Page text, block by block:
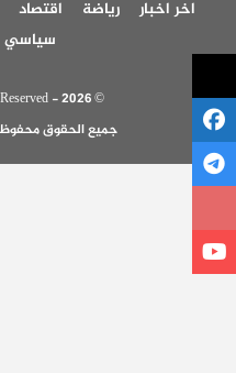
اخر اخبار رياضة اقتصاد
سياسي
© 2026 - Dama Post. All Rights Reserved.
جميع الحقوق محفوظة